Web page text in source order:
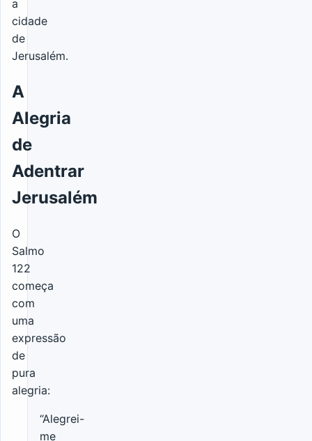
a
cidade
de
Jerusalém.
A
Alegria
de
Adentrar
Jerusalém
O
Salmo
122
começa
com
uma
expressão
de
pura
alegria:
“Alegrei-
me